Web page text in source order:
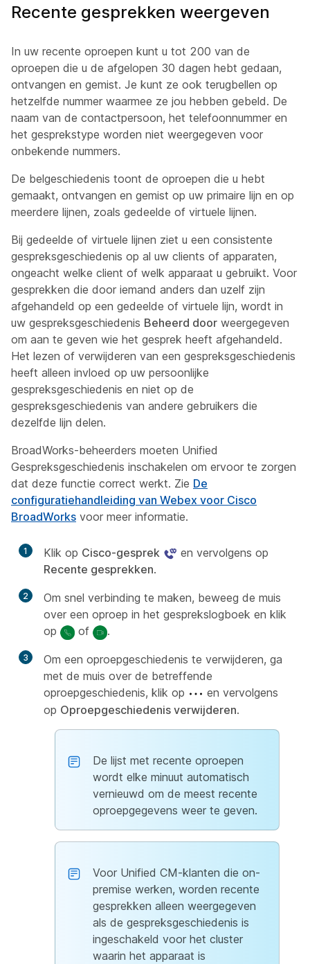
Recente gesprekken weergeven
In uw recente oproepen kunt u tot 200 van de
oproepen die u de afgelopen 30 dagen hebt gedaan,
ontvangen en gemist. Je kunt ze ook terugbellen op
hetzelfde nummer waarmee ze jou hebben gebeld. De
naam van de contactpersoon, het telefoonnummer en
het gesprekstype worden niet weergegeven voor
onbekende nummers.
De belgeschiedenis toont de oproepen die u hebt
gemaakt, ontvangen en gemist op uw primaire lijn en op
meerdere lijnen, zoals gedeelde of virtuele lijnen.
Bij gedeelde of virtuele lijnen ziet u een consistente
gespreksgeschiedenis op al uw clients of apparaten,
ongeacht welke client of welk apparaat u gebruikt. Voor
gesprekken die door iemand anders dan uzelf zijn
afgehandeld op een gedeelde of virtuele lijn, wordt in
uw gespreksgeschiedenis Beheerd door weergegeven
om aan te geven wie het gesprek heeft afgehandeld.
Het lezen of verwijderen van een gespreksgeschiedenis
heeft alleen invloed op uw persoonlijke
gespreksgeschiedenis en niet op de
gespreksgeschiedenis van andere gebruikers die
dezelfde lijn delen.
BroadWorks-beheerders moeten Unified
Gespreksgeschiedenis inschakelen om ervoor te zorgen
dat deze functie correct werkt. Zie De
configuratiehandleiding van Webex voor Cisco
BroadWorks voor meer informatie.
1 Klik op Cisco-gesprek
en vervolgens op
Recente gesprekken.
2
Om snel verbinding te maken, beweeg de muis
over een oproep in het gesprekslogboek en klik
op
of .
3
Om een oproepgeschiedenis te verwijderen, ga
met de muis over de betreffende
oproepgeschiedenis, klik op
en vervolgens
op Oproepgeschiedenis verwijderen.
De lijst met recente oproepen
wordt elke minuut automatisch
vernieuwd om de meest recente
oproepgegevens weer te geven.
Voor Unified CM-klanten die on-
premise werken, worden recente
gesprekken alleen weergegeven
als de gespreksgeschiedenis is
ingeschakeld voor het cluster
waarin het apparaat is